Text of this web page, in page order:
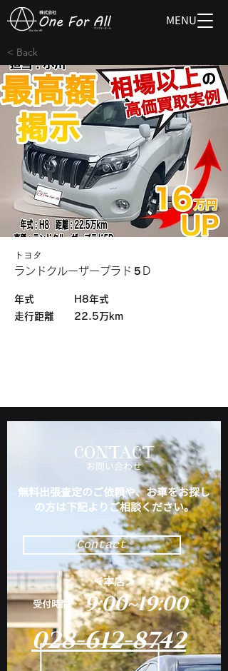
MENU
< Back
トヨタ
ランドクルーザープラド５D
​年式
H8年式
​走行距離
22.5万km
CONTACT
​お問い合わせ
無料出張査定のご依頼や、お車をお探し
の方は下記よりご相談ください。
Contact
​受付時間 9:00~19:00
028-612-8742
＜本店＞